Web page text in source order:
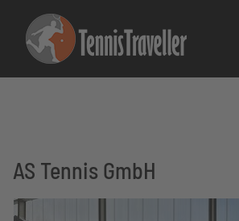
AS Tennis GmbH